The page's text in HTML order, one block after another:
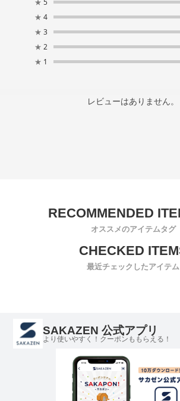
★ 4
★ 3
★ 2
★ 1
レビューはありません。
オススメのアイテムタグ
最近チェックしたアイテム
SAKAZEN 公式アプリ
より使いやすく！クーポンももらえる！